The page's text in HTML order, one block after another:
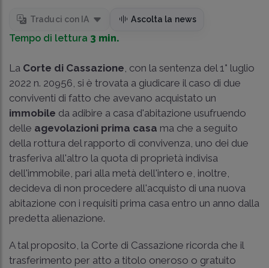
Traduci con IA Ascolta la news
Tempo di lettura 3 min.
La Corte di Cassazione , con la sentenza del 1° luglio
2022 n. 20956, si è trovata a giudicare il caso di due
conviventi di fatto che avevano acquistato un
immobile da adibire a casa d'abitazione usufruendo
delle agevolazioni prima casa ma che a seguito
della rottura del rapporto di convivenza, uno dei due
trasferiva all'altro la quota di proprietà indivisa
dell'immobile, pari alla metà dell'intero e, inoltre,
decideva di non procedere all'acquisto di una nuova
abitazione con i requisiti prima casa entro un anno dalla
predetta alienazione.
A tal proposito, la Corte di Cassazione ricorda che il
trasferimento per atto a titolo oneroso o gratuito